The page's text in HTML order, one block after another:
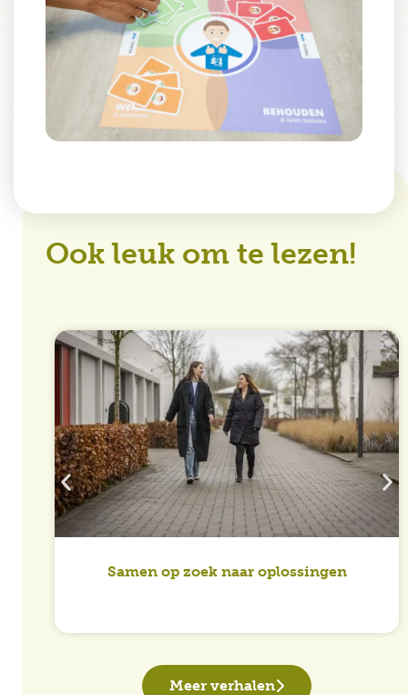
Ook leuk om te lezen!
Samen op zoek naar oplossingen
Meer verhalen